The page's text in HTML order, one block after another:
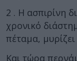
2 . H ασπιρίνη
χρονικό
πέταμα,
Και τώρα